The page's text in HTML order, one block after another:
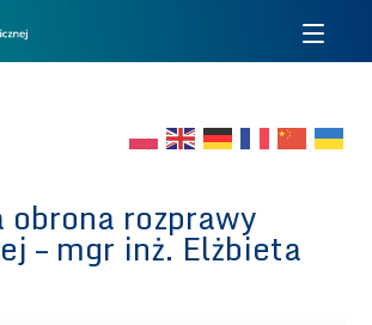
obrona rozprawy
– mgr inż. Elżbieta